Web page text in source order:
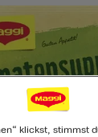
klickst, stimmst